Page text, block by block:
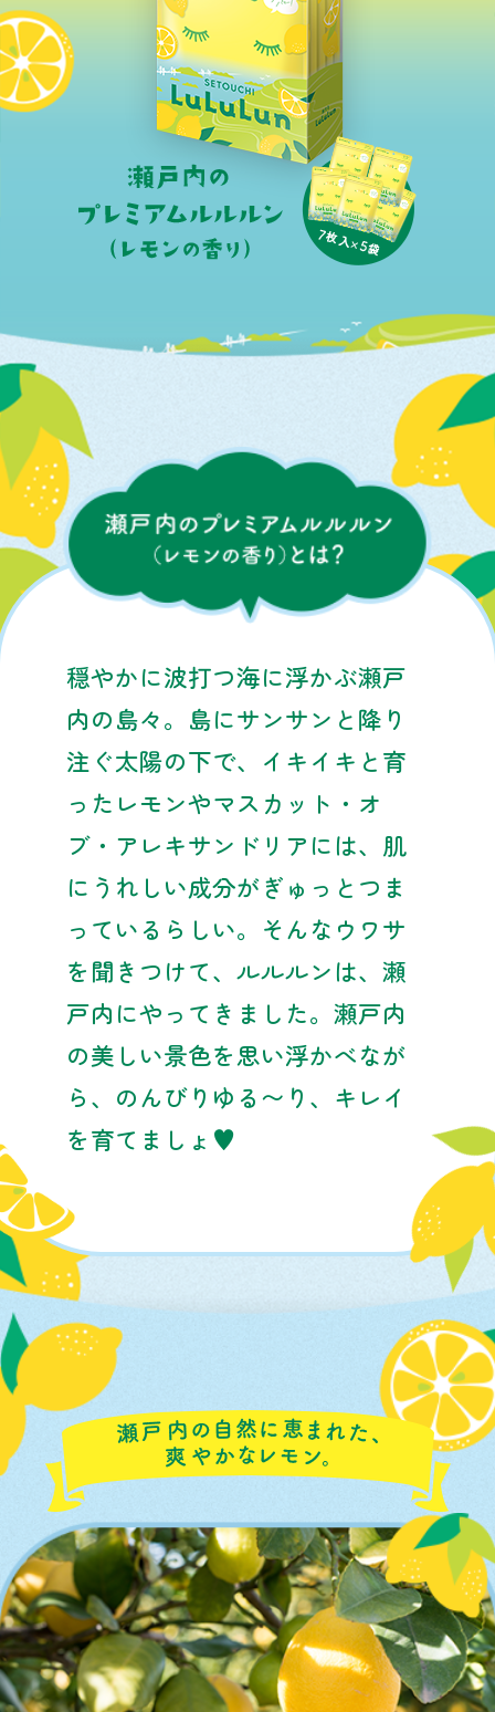
穏やかに波打つ海に浮かぶ瀬戸
内の島々。 島にサンサンと降り
注ぐ太陽の下で、
イキイキと育
ったレモンやマスカット・オ
ブ・アレキサンドリアには、 肌
にうれしい成分がぎゅっとつま
っているらしい。 そんなウワサ
を聞きつけて、ルルルンは、瀬
戸内にやってきました。 瀬戸内
の美しい景色を思い浮かべなが
ら、 のんびりゆる〜り、キレイ
を育てましょ♥